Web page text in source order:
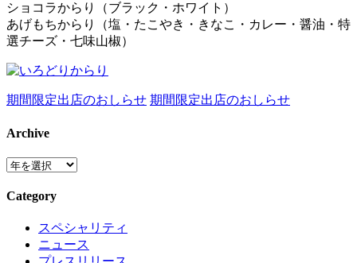
ショコラからり（ブラック・ホワイト）
あげもちからり（塩・たこやき・きなこ・カレー・醤油・特
選チーズ・七味山椒）
期間限定出店のおしらせ 期間限定出店のおしらせ
Archive
Category
スペシャリティ
ニュース